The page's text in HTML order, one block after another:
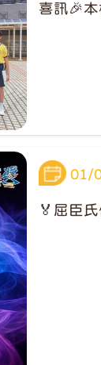
喜訊🎉
01/
🏅屈臣